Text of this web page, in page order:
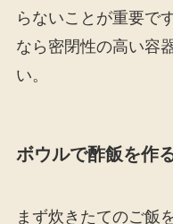
らないことが重要で
なら密閉性の高い容
い。
ボウルで酢飯を作
まず炊きたてのご飯